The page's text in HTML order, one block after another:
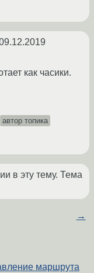
как часики.
автор топика
в эту тему. Тема
→
маршрута